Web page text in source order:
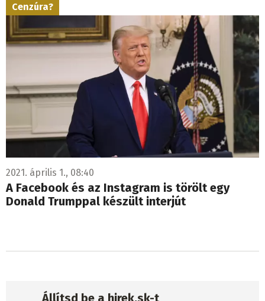
Cenzúra?
2021. április 1., 08:40
A Facebook és az Instagram is törölt egy
Donald Trumppal készült interjút
Állítsd be a hirek.sk-t